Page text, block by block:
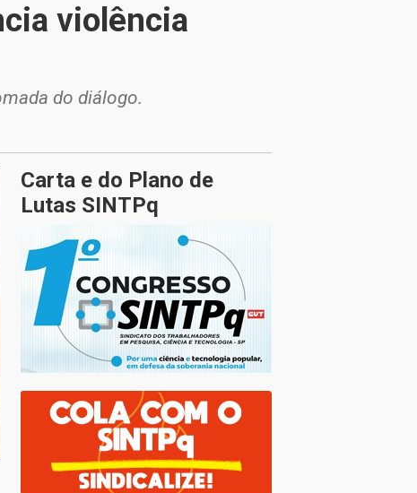
violência
do diálogo.
Carta e do Plano de
Lutas SINTPq